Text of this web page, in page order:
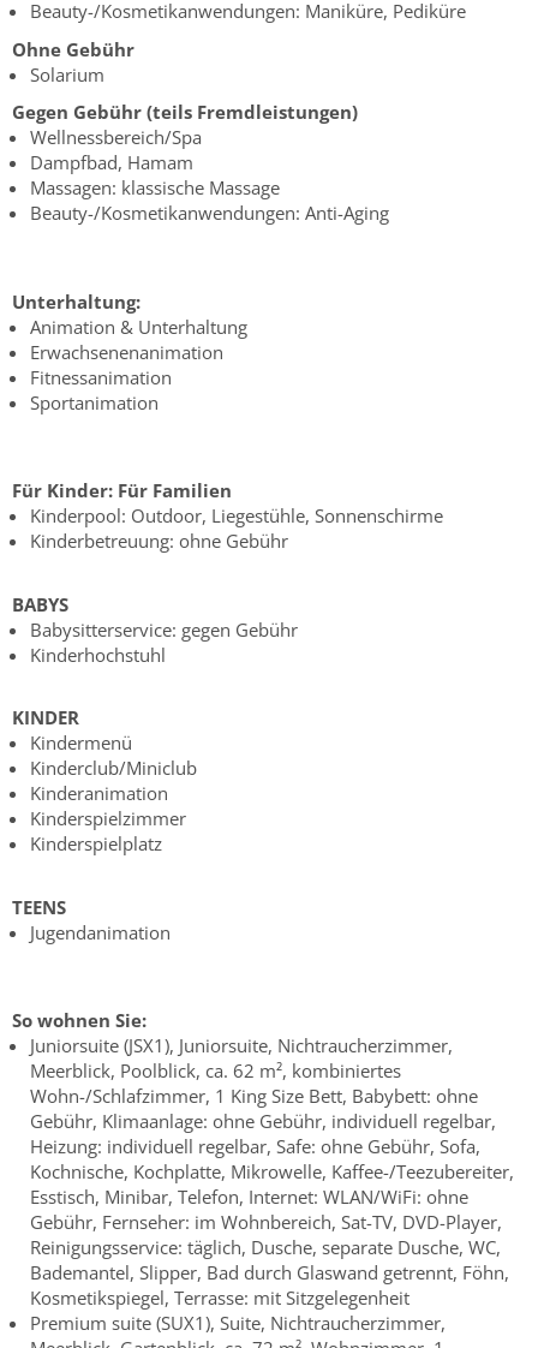
Beauty-/Kosmetikanwendungen: Maniküre, Pediküre
Ohne Gebühr
Solarium
Gegen Gebühr (teils Fremdleistungen)
Wellnessbereich/Spa
Dampfbad, Hamam
Massagen: klassische Massage
Beauty-/Kosmetikanwendungen: Anti-Aging
Unterhaltung:
Animation & Unterhaltung
Erwachsenenanimation
Fitnessanimation
Sportanimation
Für Kinder: Für Familien
Kinderpool: Outdoor, Liegestühle, Sonnenschirme
Kinderbetreuung: ohne Gebühr
BABYS
Babysitterservice: gegen Gebühr
Kinderhochstuhl
KINDER
Kindermenü
Kinderclub/Miniclub
Kinderanimation
Kinderspielzimmer
Kinderspielplatz
TEENS
Jugendanimation
So wohnen Sie:
Juniorsuite (JSX1), Juniorsuite, Nichtraucherzimmer,
Meerblick, Poolblick, ca. 62 m², kombiniertes
Wohn-/Schlafzimmer, 1 King Size Bett, Babybett: ohne
Gebühr, Klimaanlage: ohne Gebühr, individuell regelbar,
Heizung: individuell regelbar, Safe: ohne Gebühr, Sofa,
Kochnische, Kochplatte, Mikrowelle, Kaffee-/Teezubereiter,
Esstisch, Minibar, Telefon, Internet: WLAN/WiFi: ohne
Gebühr, Fernseher: im Wohnbereich, Sat-TV, DVD-Player,
Reinigungsservice: täglich, Dusche, separate Dusche, WC,
Bademantel, Slipper, Bad durch Glaswand getrennt, Föhn,
Kosmetikspiegel, Terrasse: mit Sitzgelegenheit
Premium suite (SUX1), Suite, Nichtraucherzimmer,